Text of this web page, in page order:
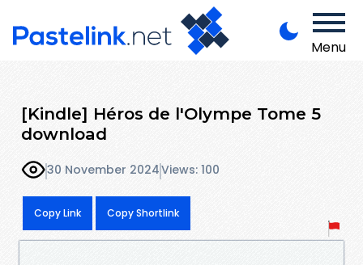
Menu
[Kindle] Héros de l'Olympe Tome 5
download
30 November 2024Views: 100
Copy Link Copy Shortlink